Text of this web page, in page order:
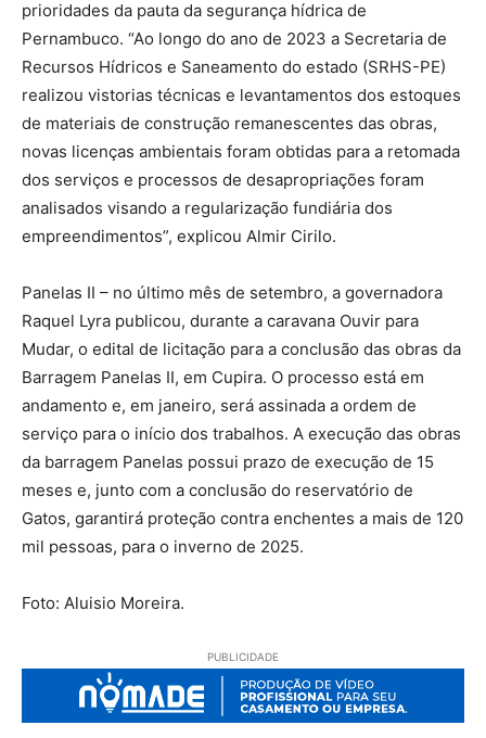
prioridades da pauta da segurança hídrica de
Pernambuco. “Ao longo do ano de 2023 a Secretaria de
Recursos Hídricos e Saneamento do estado (SRHS-PE)
realizou vistorias técnicas e levantamentos dos estoques
de materiais de construção remanescentes das obras,
novas licenças ambientais foram obtidas para a retomada
dos serviços e processos de desapropriações foram
analisados visando a regularização fundiária dos
empreendimentos”, explicou Almir Cirilo.
Panelas II – no último mês de setembro, a governadora
Raquel Lyra publicou, durante a caravana Ouvir para
Mudar, o edital de licitação para a conclusão das obras da
Barragem Panelas II, em Cupira. O processo está em
andamento e, em janeiro, será assinada a ordem de
serviço para o início dos trabalhos. A execução das obras
da barragem Panelas possui prazo de execução de 15
meses e, junto com a conclusão do reservatório de
Gatos, garantirá proteção contra enchentes a mais de 120
mil pessoas, para o inverno de 2025.
Foto: Aluisio Moreira.
PUBLICIDADE